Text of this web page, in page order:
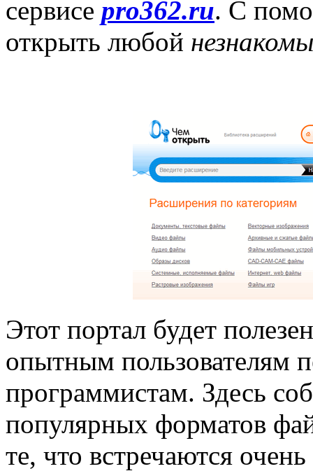
сервисе pro362.ru. С
открыть любой
Этот портал будет
опытным пользователям
программистам. Здесь
популярных форматов
те, что встречаются